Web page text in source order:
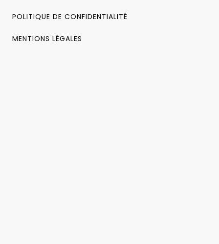
POLITIQUE DE CONFIDENTIALITÉ
MENTIONS LÉGALES